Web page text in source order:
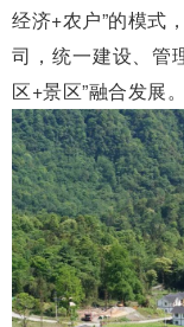
经济+农户”的模式
司，统一建设、管
区+景区”融合发展。